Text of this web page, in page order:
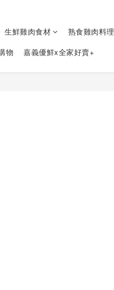
生鮮雞肉食材 熟食雞肉料理
物 嘉義優鮮x全家好賣+